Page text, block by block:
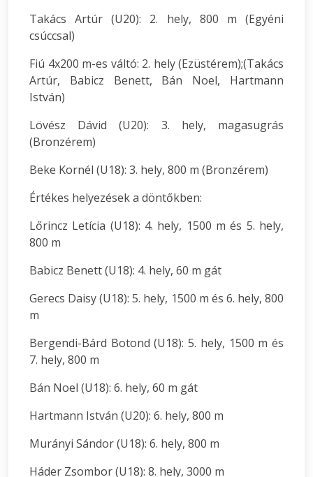
Takács Artúr (U20): 2. hely, 800 m (Egyéni
csúccsal)
Fiú 4x200 m-es váltó: 2. hely (Ezüstérem);(Takács
Artúr, Babicz Benett, Bán Noel, Hartmann
István)
Lövész Dávid (U20): 3. hely, magasugrás
(Bronzérem)
Beke Kornél (U18): 3. hely, 800 m (Bronzérem)
Értékes helyezések a döntőkben:
Lőrincz Letícia (U18): 4. hely, 1500 m és 5. hely,
800 m
Babicz Benett (U18): 4. hely, 60 m gát
Gerecs Daisy (U18): 5. hely, 1500 m és 6. hely, 800
m
Bergendi-Bárd Botond (U18): 5. hely, 1500 m és
7. hely, 800 m
Bán Noel (U18): 6. hely, 60 m gát
Hartmann István (U20): 6. hely, 800 m
Murányi Sándor (U18): 6. hely, 800 m
Háder Zsombor (U18): 8. hely, 3000 m